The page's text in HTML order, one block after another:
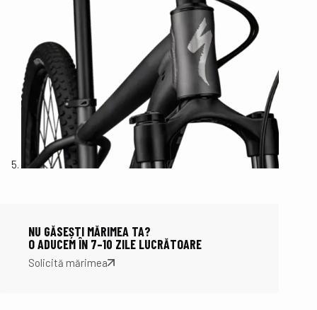
NU GĂSEȘTI MĂRIMEA TA?
O ADUCEM ÎN 7–10 ZILE LUCRĂTOARE
Solicită mărimea